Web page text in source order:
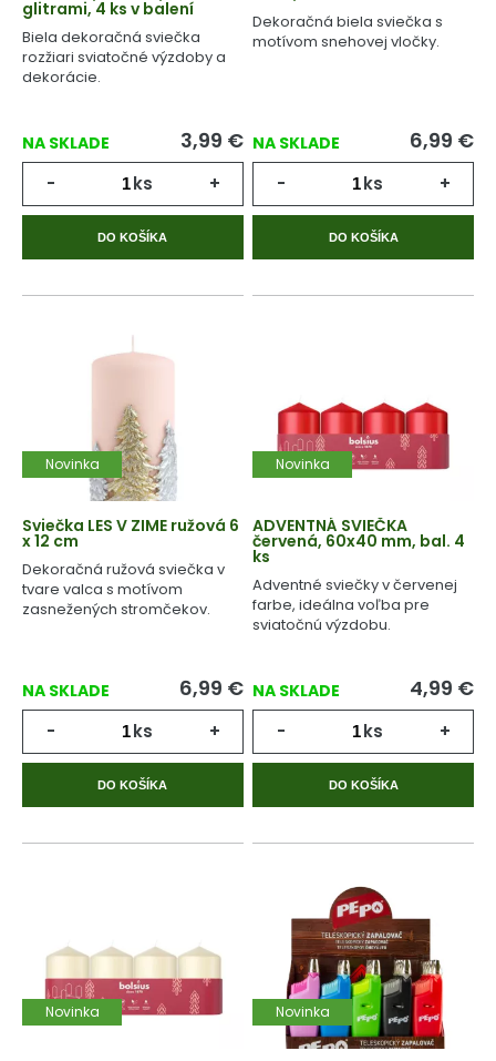
glitrami, 4 ks v balení
Biela dekoračná sviečka
rozžiari sviatočné výzdoby a
dekorácie.
NA SKLADE 3,99 €
- ks +
DO KOŠÍKA
Dekoračná biela sviečka s
motívom snehovej vločky.
NA SKLADE 6,99 €
- ks +
DO KOŠÍKA
Novinka
Sviečka LES V ZIME ružová 6
x 12 cm
Dekoračná ružová sviečka v
tvare valca s motívom
zasnežených stromčekov.
NA SKLADE 6,99 €
- ks +
DO KOŠÍKA
Novinka
ADVENTNÁ SVIEČKA
červená, 60x40 mm, bal. 4
ks
Adventné sviečky v červenej
farbe, ideálna voľba pre
sviatočnú výzdobu.
NA SKLADE 4,99 €
- ks +
DO KOŠÍKA
Novinka Novinka